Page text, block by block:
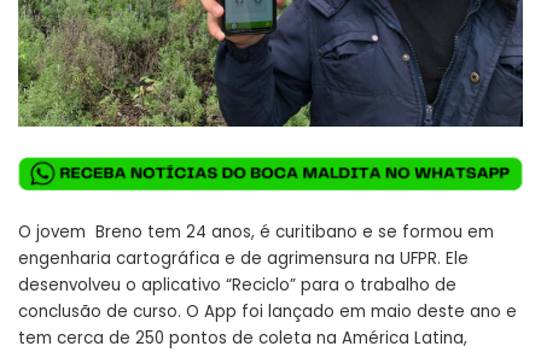
O jovem Breno tem 24 anos, é curitibano e se formou em
engenharia cartográfica e de agrimensura na UFPR. Ele
desenvolveu o aplicativo “Reciclo” para o trabalho de
conclusão de curso. O App foi lançado em maio deste ano e
tem cerca de 250 pontos de coleta na América Latina,